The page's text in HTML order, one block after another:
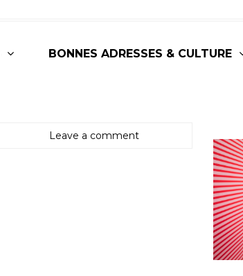
BONNES ADRESSES & CULTURE
Leave a comment